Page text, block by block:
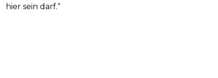
hier sein darf.“